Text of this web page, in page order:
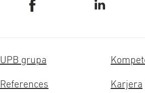
UPB grupa
References Karjera